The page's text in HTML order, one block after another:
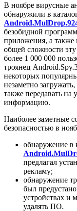
В ноябре вирусные
обнаружили в
безобидной
приложения, а также
общей сложности
более 1 000 000
троянец
некоторых
незаметно
также передавать
информацию.
Наиболее заметные
безопасностью в
обнаружение в
предлагал
рекламу;
обнаружение
был
устройствах и
удалять ПО.